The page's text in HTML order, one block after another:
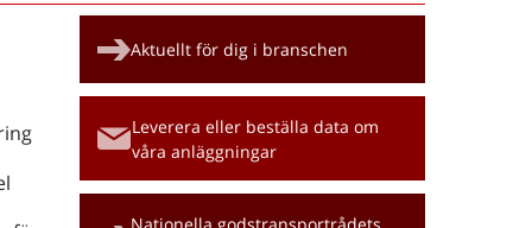
Aktuellt för dig i branschen
Leverera eller beställa data om
våra anläggningar
Nationella godstransportrådets